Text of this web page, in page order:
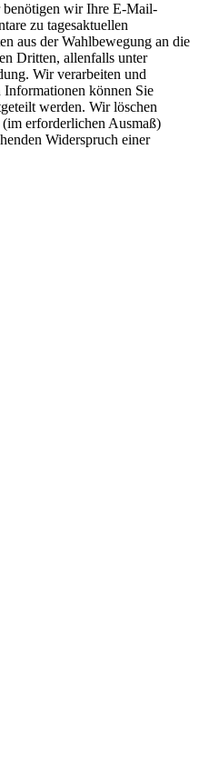
benötigen wir Ihre E-Mail-
zu tagesaktuellen
aus der Wahlbewegung an die
Dritten, allenfalls unter
Wir verarbeiten und
können Sie
werden. Wir löschen
erforderlichen Ausmaß)
Widerspruch einer